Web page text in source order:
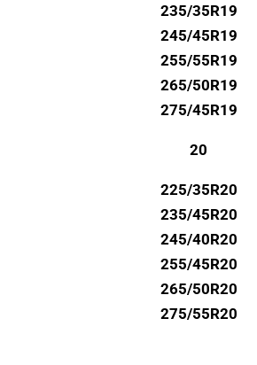
235/35R19
245/45R19
255/55R19
265/50R19
275/45R19
20
225/35R20
235/45R20
245/40R20
255/45R20
265/50R20
275/55R20